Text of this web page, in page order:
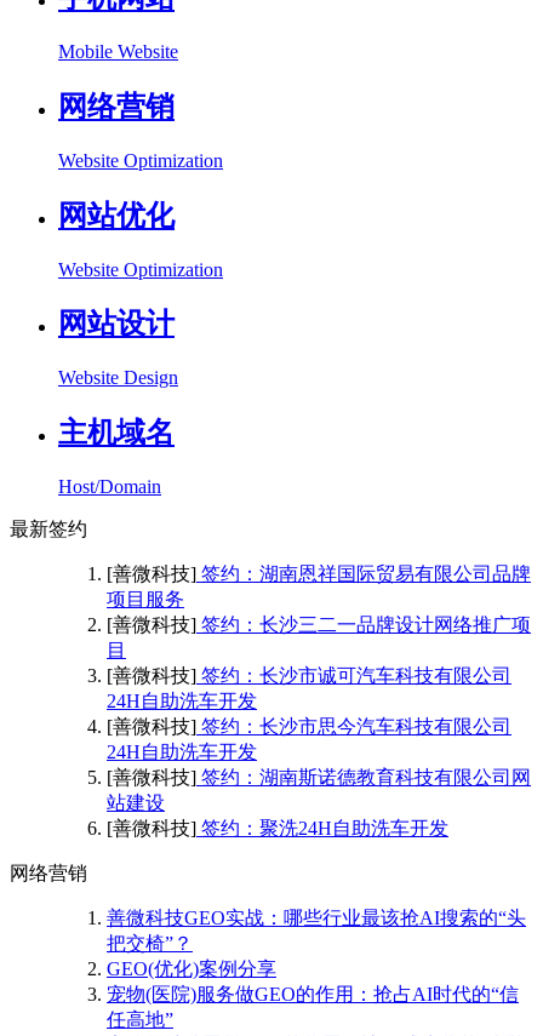
Mobile Website
网络营销
Website Optimization
网站优化
Website Optimization
网站设计
Website Design
主机域名
Host/Domain
最新签约
[善微科技] 签约：湖南恩祥国际贸易有限公司品牌
项目服务
[善微科技] 签约：长沙三二一品牌设计网络推广项
目
[善微科技] 签约：长沙市诚可汽车科技有限公司
24H自助洗车开发
[善微科技] 签约：长沙市思今汽车科技有限公司
24H自助洗车开发
[善微科技] 签约：湖南斯诺德教育科技有限公司网
站建设
[善微科技] 签约：聚洗24H自助洗车开发
网络营销
善微科技GEO实战：哪些行业最该抢AI搜索的“头
把交椅”？
GEO(优化)案例分享
宠物(医院)服务做GEO的作用：抢占AI时代的“信
任高地”